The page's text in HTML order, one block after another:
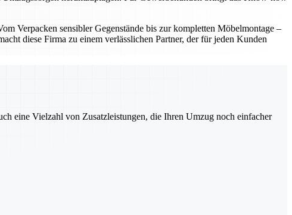
Verpacken sensibler Gegenstände bis zur kompletten Möbelmontage –
diese Firma zu einem verlässlichen Partner, der für jeden Kunden
eine Vielzahl von Zusatzleistungen, die Ihren Umzug noch einfacher